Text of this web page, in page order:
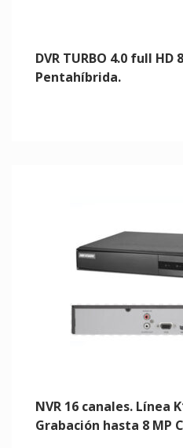
DVR TURBO 4.0 full HD
Pentahíbrida.
NVR 16 canales. Línea
Grabación hasta 8 MP